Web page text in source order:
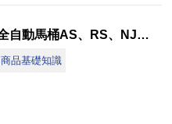
全自動馬桶AS、RS、NJ施工動畫
商品基礎知識